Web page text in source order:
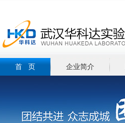
首 页 企业简介